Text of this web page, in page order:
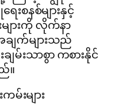
စနစ်များနှင့်
ျားကို လိုက်နာ
ျက်များသည်
ျမ်းသာစွာ ကစားနိုင်
။
မ်းများ